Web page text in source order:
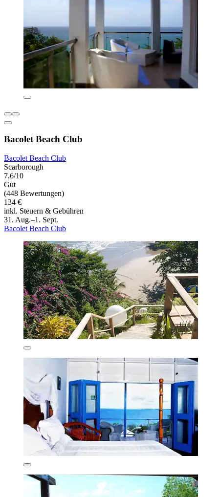
Bacolet Beach Club
Bacolet Beach Club
Scarborough
7,6/10
Gut
(448 Bewertungen)
134 €
inkl. Steuern & Gebühren
31. Aug.–1. Sept.
Bacolet Beach Club